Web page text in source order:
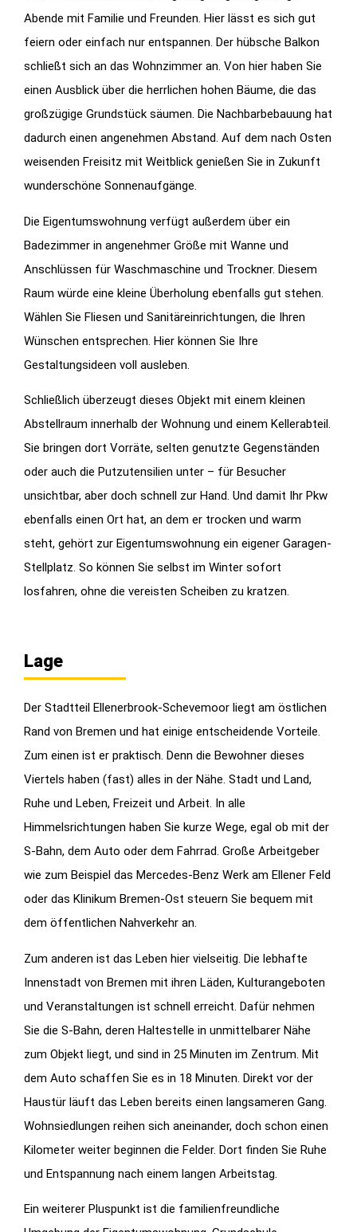
Abende mit Familie und Freunden. Hier lässt es sich gut
feiern oder einfach nur entspannen. Der hübsche Balkon
schließt sich an das Wohnzimmer an. Von hier haben Sie
einen Ausblick über die herrlichen hohen Bäume, die das
großzügige Grundstück säumen. Die Nachbarbebauung hat
dadurch einen angenehmen Abstand. Auf dem nach Osten
weisenden Freisitz mit Weitblick genießen Sie in Zukunft
wunderschöne Sonnenaufgänge.
Die Eigentumswohnung verfügt außerdem über ein
Badezimmer in angenehmer Größe mit Wanne und
Anschlüssen für Waschmaschine und Trockner. Diesem
Raum würde eine kleine Überholung ebenfalls gut stehen.
Wählen Sie Fliesen und Sanitäreinrichtungen, die Ihren
Wünschen entsprechen. Hier können Sie Ihre
Gestaltungsideen voll ausleben.
Schließlich überzeugt dieses Objekt mit einem kleinen
Abstellraum innerhalb der Wohnung und einem Kellerabteil.
Sie bringen dort Vorräte, selten genutzte Gegenständen
oder auch die Putzutensilien unter – für Besucher
unsichtbar, aber doch schnell zur Hand. Und damit Ihr Pkw
ebenfalls einen Ort hat, an dem er trocken und warm
steht, gehört zur Eigentumswohnung ein eigener Garagen-
Stellplatz. So können Sie selbst im Winter sofort
losfahren, ohne die vereisten Scheiben zu kratzen.
Lage
Der Stadtteil Ellenerbrook-Schevemoor liegt am östlichen
Rand von Bremen und hat einige entscheidende Vorteile.
Zum einen ist er praktisch. Denn die Bewohner dieses
Viertels haben (fast) alles in der Nähe. Stadt und Land,
Ruhe und Leben, Freizeit und Arbeit. In alle
Himmelsrichtungen haben Sie kurze Wege, egal ob mit der
S-Bahn, dem Auto oder dem Fahrrad. Große Arbeitgeber
wie zum Beispiel das Mercedes-Benz Werk am Ellener Feld
oder das Klinikum Bremen-Ost steuern Sie bequem mit
dem öffentlichen Nahverkehr an.
Zum anderen ist das Leben hier vielseitig. Die lebhafte
Innenstadt von Bremen mit ihren Läden, Kulturangeboten
und Veranstaltungen ist schnell erreicht. Dafür nehmen
Sie die S-Bahn, deren Haltestelle in unmittelbarer Nähe
zum Objekt liegt, und sind in 25 Minuten im Zentrum. Mit
dem Auto schaffen Sie es in 18 Minuten. Direkt vor der
Haustür läuft das Leben bereits einen langsameren Gang.
Wohnsiedlungen reihen sich aneinander, doch schon einen
Kilometer weiter beginnen die Felder. Dort finden Sie Ruhe
und Entspannung nach einem langen Arbeitstag.
Ein weiterer Pluspunkt ist die familienfreundliche